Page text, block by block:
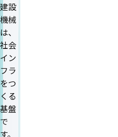
建設
機械
は、
社会
イン
フラ
をつ
くる
基盤
で
す。